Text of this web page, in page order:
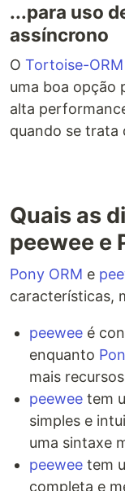
...para uso
assíncrono
O Tortoise-ORM
uma boa opção
alta
quando se trata
Quais as
peewee e
Pony ORM e
características,
peewee é
enquanto
mais
peewee tem
simples e
uma sintaxe
peewee tem
completa e